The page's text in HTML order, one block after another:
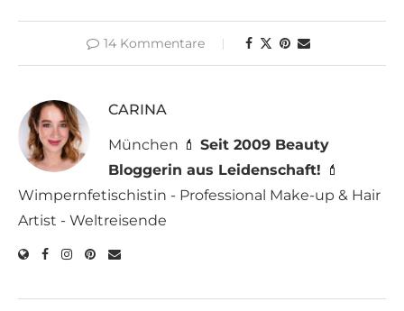
14 Kommentare
CARINA
München 💄 Seit 2009 Beauty
Bloggerin aus Leidenschaft! 💄
Wimpernfetischistin - Professional Make-up & Hair
Artist - Weltreisende